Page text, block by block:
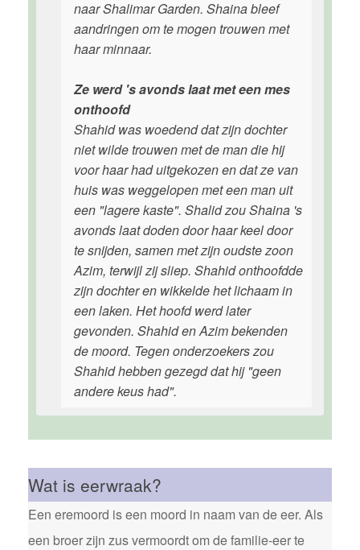
naar Shalimar Garden. Shaina bleef
aandringen om te mogen trouwen met
haar minnaar.
Ze werd 's avonds laat met een mes
onthoofd
Shahid was woedend dat zijn dochter
niet wilde trouwen met de man die hij
voor haar had uitgekozen en dat ze van
huis was weggelopen met een man uit
een "lagere kaste". Shalid zou Shaina 's
avonds laat doden door haar keel door
te snijden, samen met zijn oudste zoon
Azim, terwijl zij sliep. Shahid onthoofdde
zijn dochter en wikkelde het lichaam in
een laken. Het hoofd werd later
gevonden. Shahid en Azim bekenden
de moord. Tegen onderzoekers zou
Shahid hebben gezegd dat hij "geen
andere keus had".
Wat is eerwraak?
Een eremoord is een moord in naam van de eer. Als
een broer zijn zus vermoordt om de familie-eer te